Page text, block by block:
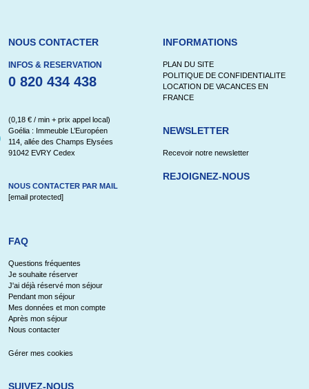
NOUS CONTACTER
INFOS & RESERVATION
0 820 434 438
(0,18 € / min + prix appel local)
Goélia : Immeuble L’Européen
114, allée des Champs Elysées
91042 EVRY Cedex
NOUS CONTACTER PAR MAIL
[email protected]
INFORMATIONS
PLAN DU SITE
POLITIQUE DE CONFIDENTIALITE
LOCATION DE VACANCES EN
FRANCE
NEWSLETTER
Recevoir notre newsletter
REJOIGNEZ-NOUS
FAQ
Questions fréquentes
Je souhaite réserver
J'ai déjà réservé mon séjour
Pendant mon séjour
Mes données et mon compte
Après mon séjour
Nous contacter
Gérer mes cookies
SUIVEZ-NOUS